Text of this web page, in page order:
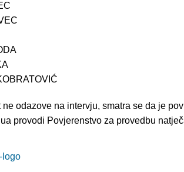
odazove na intervju, smatra se da je
provodi Povjerenstvo za provedbu